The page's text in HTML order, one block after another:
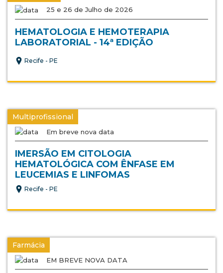
25 e 26 de Julho de 2026
HEMATOLOGIA E HEMOTERAPIA
LABORATORIAL - 14ª EDIÇÃO
Recife - PE
Multiprofissional
Em breve nova data
IMERSÃO EM CITOLOGIA
HEMATOLÓGICA COM ÊNFASE EM
LEUCEMIAS E LINFOMAS
Recife - PE
Farmácia
EM BREVE NOVA DATA